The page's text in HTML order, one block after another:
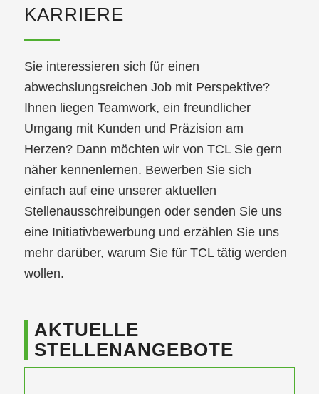
KARRIERE
Sie interessieren sich für einen
abwechslungsreichen Job mit Perspektive?
Ihnen liegen Teamwork, ein freundlicher
Umgang mit Kunden und Präzision am
Herzen? Dann möchten wir von TCL Sie gern
näher kennenlernen. Bewerben Sie sich
einfach auf eine unserer aktuellen
Stellenausschreibungen oder senden Sie uns
eine Initiativbewerbung und erzählen Sie uns
mehr darüber, warum Sie für TCL tätig werden
wollen.
AKTUELLE
STELLENANGEBOTE